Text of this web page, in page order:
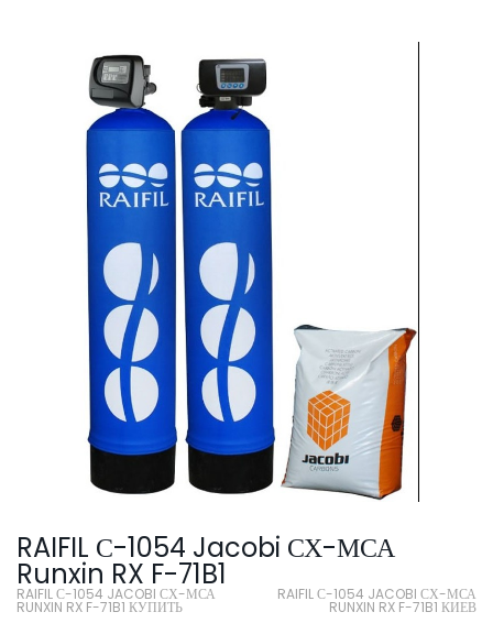
RAIFIL С-1054 Jacobi СХ-МСА
Runxin RX F-71B1
RAIFIL С-1054 JACOBI СХ-МСА
RUNXIN RX F-71B1 КУПИТЬ
RAIFIL С-1054 JACOBI СХ-МСА
RUNXIN RX F-71B1 КИЕВ
SmartLid